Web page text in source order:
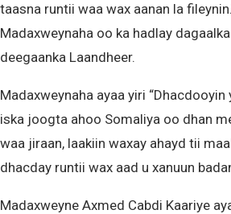
taasna runtii waa wax aanan la
Madaxweynaha oo ka hadlay
deegaanka Laandheer.
Madaxweynaha ayaa yiri
iska joogta ahoo Somaliya oo dhan
waa jiraan, laakiin waxay ahayd tii
dhacday runtii wax aad u xanuun
Madaxweyne Axmed Cabdi Kaariye